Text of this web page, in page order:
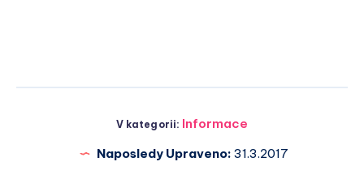
V kategorii: Informace
Naposledy Upraveno: 31.3.2017